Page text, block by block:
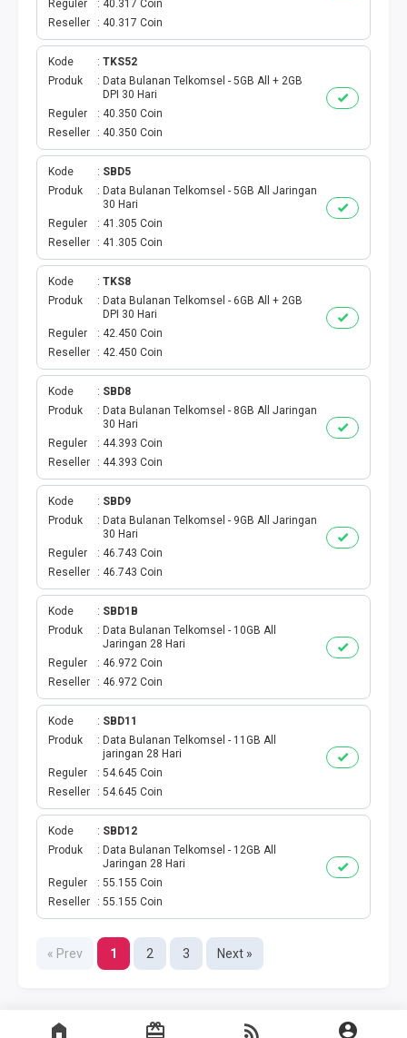
FREE DENOM
AKTIVASI VOUCHER
MAXIM
AKTIVASI PERDANA
TELKOMSEL AKTIVASI
AXIS AKTIVASI
INDOSAT AKTIVASI
AXIS AKTIVASI MASSAL
INDOSAT AKTIVASI MASSAL
SMARTFREN AKTIVASI MASSAL
TELKOMSEL AKTIVASI VOUCHER MASSAL
XL AKTIVASI VOUCHER MASSAL
TRI AKTIVASI VOUCHER MASSAL
TELKOMSEL AKTIVASI MASSAL
XL AKTIVASI MASSAL
TRI AKTIVASI MASSAL
SMARTFREN AKTIVASI
BRONET BULANAN
AIGO KUOTA MINI
SMARFTEN KUOTA NONSTOP
TRANSFER UANG LINKQU
Reguler
40.317 Coin
Reseller
40.317 Coin
Kode
TKS52
Produk
Data Bulanan Telkomsel - 5GB All + 2GB
DPI 30 Hari
Reguler
40.350 Coin
Reseller
40.350 Coin
Kode
SBD5
Produk
Data Bulanan Telkomsel - 5GB All Jaringan
30 Hari
Reguler
41.305 Coin
Reseller
41.305 Coin
Kode
TKS8
Produk
Data Bulanan Telkomsel - 6GB All + 2GB
DPI 30 Hari
Reguler
42.450 Coin
Reseller
42.450 Coin
Kode
SBD8
Produk
Data Bulanan Telkomsel - 8GB All Jaringan
30 Hari
Reguler
44.393 Coin
Reseller
44.393 Coin
Kode
SBD9
Produk
Data Bulanan Telkomsel - 9GB All Jaringan
30 Hari
Reguler
46.743 Coin
Reseller
46.743 Coin
Kode
SBD1B
Produk
Data Bulanan Telkomsel - 10GB All
Jaringan 28 Hari
Reguler
46.972 Coin
Reseller
46.972 Coin
Kode
SBD11
Produk
Data Bulanan Telkomsel - 11GB All
jaringan 28 Hari
Reguler
54.645 Coin
Reseller
54.645 Coin
Kode
SBD12
Produk
Data Bulanan Telkomsel - 12GB All
Jaringan 28 Hari
Reguler
55.155 Coin
Reseller
55.155 Coin
« Prev 1 2 3 Next »